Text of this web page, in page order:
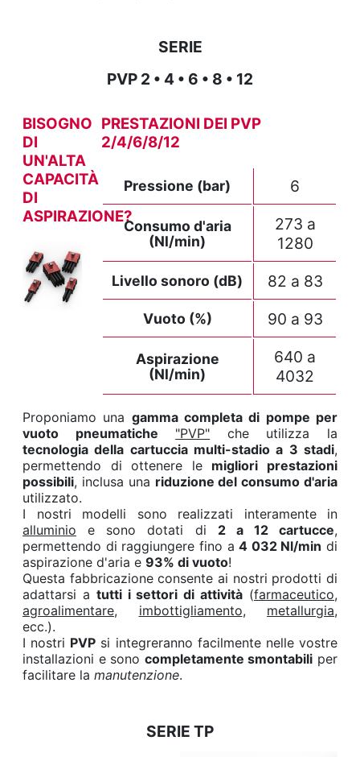
SERIE
PVP 2 • 4 • 6 • 8 • 12
BISOGNO
DI
UN'ALTA
CAPACITÀ
DI
ASPIRAZIONE?
PRESTAZIONI DEI PVP
2/4/6/8/12
Pressione (bar) 6
Consumo d'aria
(Nl/min)
273 a
1280
Livello sonoro (dB) 82 a 83
Vuoto (%) 90 a 93
Aspirazione
(Nl/min)
640 a
4032
Proponiamo una gamma completa di pompe per
vuoto pneumatiche
"PVP" che utilizza la
tecnologia della cartuccia multi-stadio a 3 stadi,
permettendo di ottenere le migliori prestazioni
possibili, inclusa una riduzione del consumo d'aria
utilizzato.
I nostri modelli sono realizzati interamente in
alluminio e sono dotati di 2 a 12 cartucce,
permettendo di raggiungere fino a4 032 Nl/min di
aspirazione d'aria e 93% di vuoto!
Questa fabbricazione consente ai nostri prodotti di
adattarsi a tutti i settori di attività (farmaceutico,
agroalimentare, imbottigliamento, metallurgia,
ecc.).
I nostri PVP si integreranno facilmente nelle vostre
installazioni e sono completamente smontabili per
facilitare la manutenzione.
SERIE TP